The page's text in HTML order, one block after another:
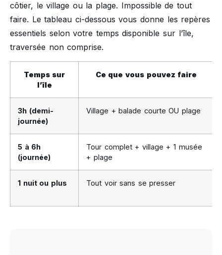
côtier, le village ou la plage. Impossible de tout
faire. Le tableau ci-dessous vous donne les repères
essentiels selon votre temps disponible sur l’île,
traversée non comprise.
Temps sur
l’île
Ce que vous pouvez faire
3h (demi-
journée)
Village + balade courte OU plage
5 à 6h
(journée)
Tour complet + village + 1 musée
+ plage
1 nuit ou plus Tout voir sans se presser